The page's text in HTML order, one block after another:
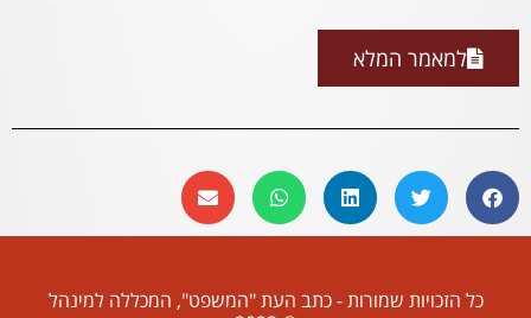
למאמר המלא
כל הזכויות שמורות - כתב העת "המשפט", המכללה למינהל